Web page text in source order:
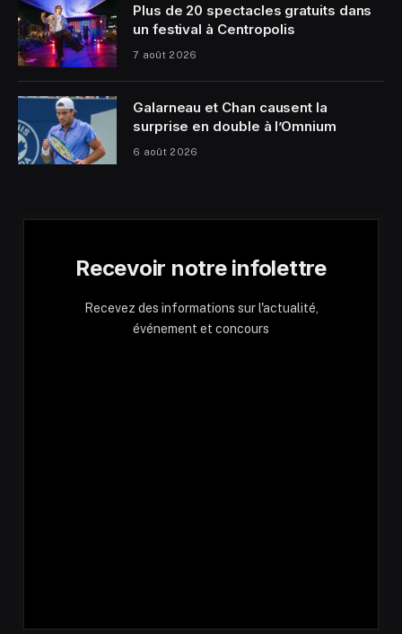
Plus de 20 spectacles gratuits dans
un festival à Centropolis
7 août 2026
Galarneau et Chan causent la
surprise en double à l’Omnium
6 août 2026
Recevoir notre infolettre
Recevez des informations sur l'actualité,
événement et concours